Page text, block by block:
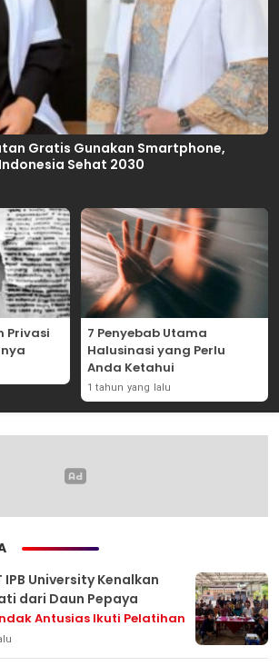
Gratis Gunakan Smartphone,
Sehat 2030
Privasi
7 Penyebab Utama
Halusinasi yang Perlu
Anda Ketahui
1 tahun yang lalu
University Kenalkan
dari Daun Pepaya
Antusias Ikuti Pelatihan